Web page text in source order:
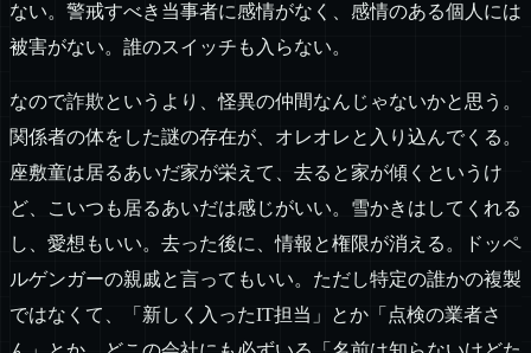
ない。警戒すべき当事者に感情がなく、感情のある個人には
被害がない。誰のスイッチも入らない。
なので詐欺というより、怪異の仲間なんじゃないかと思う。
関係者の体をした謎の存在が、オレオレと入り込んでくる。
座敷童は居るあいだ家が栄えて、去ると家が傾くというけ
ど、こいつも居るあいだは感じがいい。雪かきはしてくれる
し、愛想もいい。去った後に、情報と権限が消える。ドッペ
ルゲンガーの親戚と言ってもいい。ただし特定の誰かの複製
ではなくて、「新しく入ったIT担当」とか「点検の業者さ